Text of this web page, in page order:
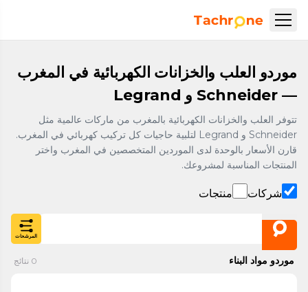
موردو العلب والخزانات الكهربائية في المغرب
— Schneider و Legrand
تتوفر العلب والخزانات الكهربائية بالمغرب من ماركات عالمية مثل
Schneider و Legrand لتلبية حاجيات كل تركيب كهربائي في المغرب.
قارن الأسعار بالوحدة لدى الموردين المتخصصين في المغرب واختر
المنتجات المناسبة لمشروعك.
شركات منتجات
المرشحات
موردو مواد البناء 0 نتائج